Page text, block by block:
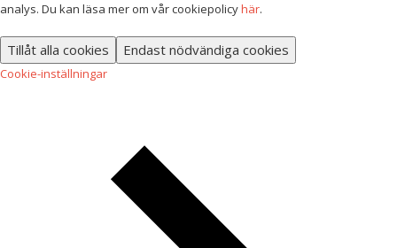
analys. Du kan läsa mer om vår cookiepolicyhär.
Tillåt alla cookies Endast nödvändiga cookies
Cookie-inställningar